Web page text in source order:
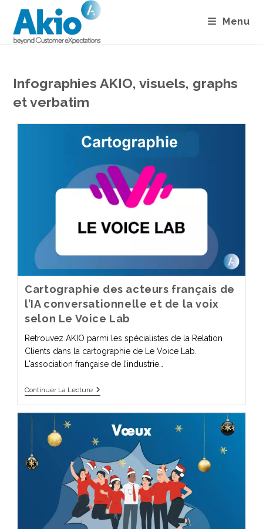
Menu
Infographies AKIO, visuels, graphs
et verbatim
Cartographie des acteurs français de
l’IA conversationnelle et de la voix
selon Le Voice Lab
Retrouvez AKIO parmi les spécialistes de la Relation
Clients dans la cartographie de Le Voice Lab.
L'association française de l’industrie…
Continuer La Lecture